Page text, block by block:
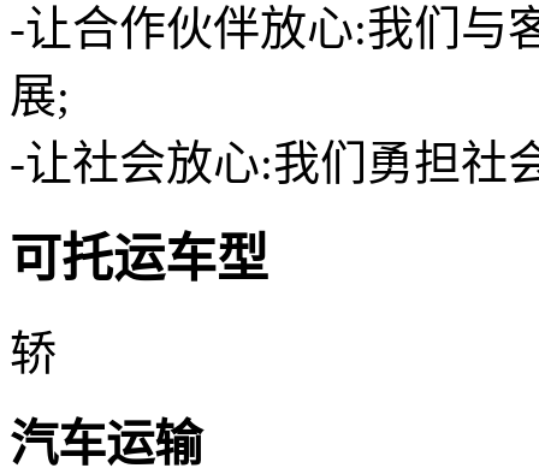
-让合作伙伴放心:我们与
展;
-让社会放心:我们勇担社
可托运车型
轿
汽车运输